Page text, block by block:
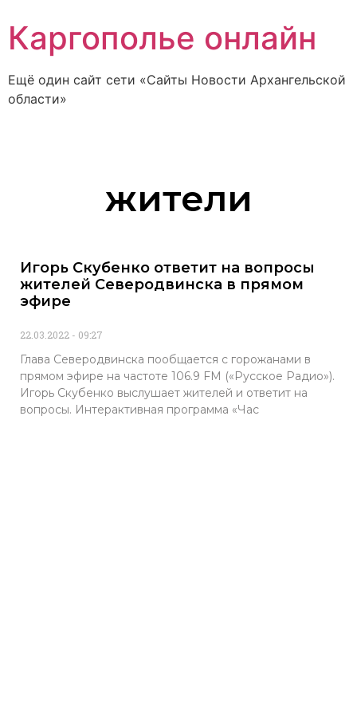
Каргополье онлайн
Ещё один сайт сети «Сайты Новости Архангельской
области»
жители
Игорь Скубенко ответит на вопросы
жителей Северодвинска в прямом
эфире
22.03.2022 09:27
Глава Северодвинска пообщается с горожанами в
прямом эфире на частоте 106.9 FM («Русское Радио»).
Игорь Скубенко выслушает жителей и ответит на
вопросы. Интерактивная программа «Час